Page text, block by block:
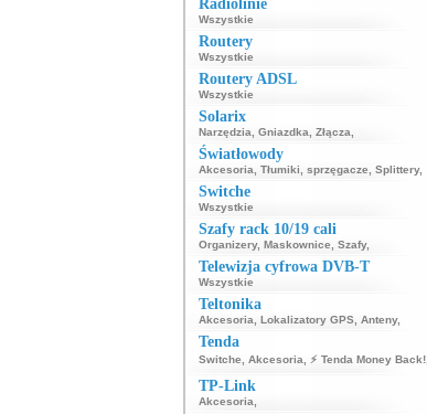
Radiolinie
Wszystkie
Routery
Wszystkie
Routery ADSL
Wszystkie
Solarix
Narzędzia Gniazdka Złącza
Światłowody
Akcesoria Tłumiki, sprzęgacze Splittery,
Switche
Wszystkie
Szafy rack 10/19 cali
Organizery, Maskownice Szafy,
Telewizja cyfrowa DVB-T
Wszystkie
Teltonika
Akcesoria Lokalizatory GPS, Anteny,
Tenda
Switche Akcesoria ⚡ Tenda Money Back!,
TP-Link
Akcesoria